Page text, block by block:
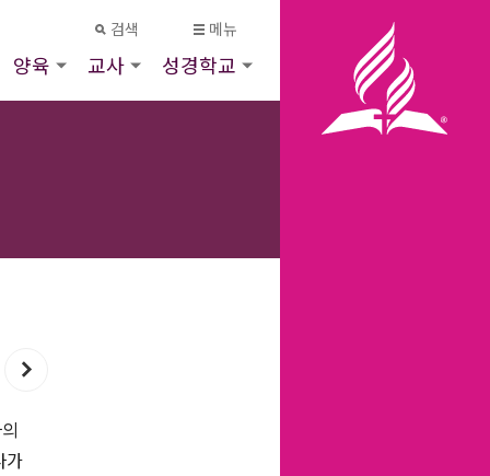
검색 메뉴
양육 교사 성경학교
가